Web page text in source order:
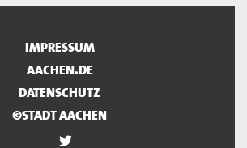
IMPRESSUM
AACHEN.DE
DATENSCHUTZ
©STADT AACHEN